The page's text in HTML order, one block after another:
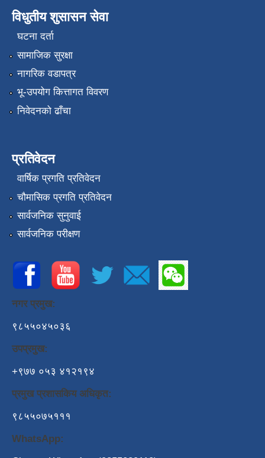
विधुतीय शुसासन सेवा
घटना दर्ता
सामाजिक सुरक्षा
नागरिक वडापत्र
भू-उपयोग कित्तागत विवरण
निवेदनको ढाँचा
प्रतिवेदन
वार्षिक प्रगति प्रतिवेदन
चौमासिक प्रगति प्रतिवेदन
सार्वजनिक सुनुवाई
सार्वजनिक परीक्षण
नगर प्रमुख:
९८५५०४५०३६
उपप्रमुख:
+९७७ ०५३ ४१२१९४
प्रमुख प्रशासकिय अधिकृत:
९८५५०७५१११
WhatsApp: